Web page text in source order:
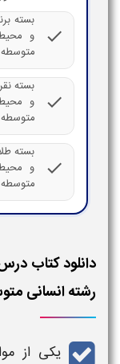
check
و
check
و
check
و
دانلود کتاب
رشته انسانی متوسطه
یکی از